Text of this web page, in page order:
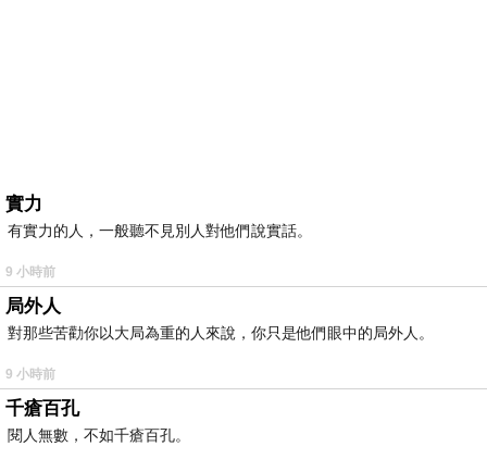
實力
有實力的人，一般聽不見別人對他們說實話。
9 小時前
局外人
對那些苦勸你以大局為重的人來說，你只是他們眼中的局外人。
9 小時前
千瘡百孔
閱人無數，不如千瘡百孔。